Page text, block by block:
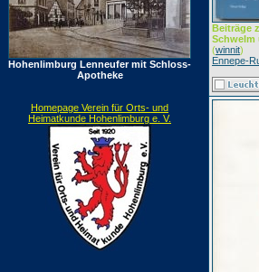
Hohenlimburg Lenneufer mit Schloss-
Apotheke
Homepage Verein für Orts- und
Heimatkunde Hohenlimburg e. V.
Beiträge
Schwelm
(winnit)
Ennepe-